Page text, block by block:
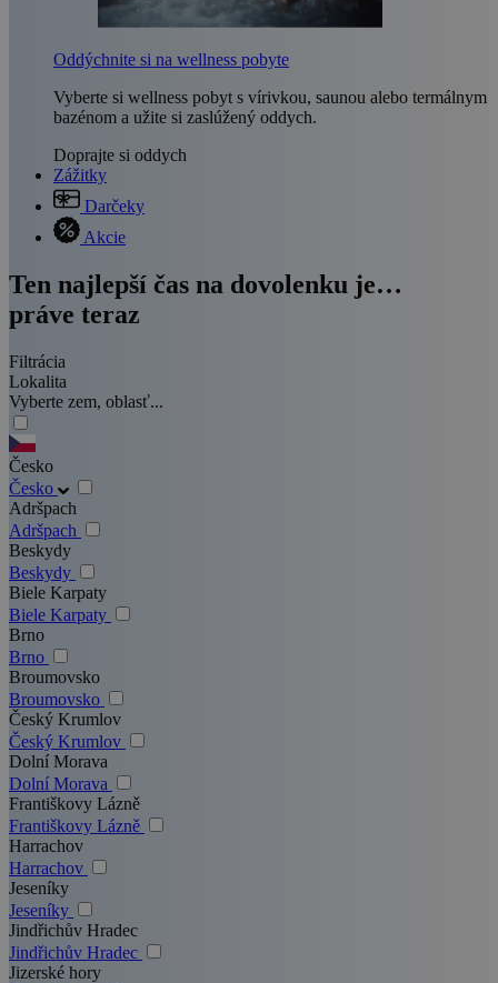
Oddýchnite si na wellness pobyte
Vyberte si wellness pobyt s vírivkou, saunou alebo termálnym
bazénom a užite si zaslúžený oddych.
Doprajte si oddych
Zážitky
Darčeky
Akcie
Ten najlepší čas na dovolenku je…
práve teraz
Filtrácia
Lokalita
Vyberte zem, oblasť...
Česko
Česko
Adršpach
Adršpach
Beskydy
Beskydy
Biele Karpaty
Biele Karpaty
Brno
Brno
Broumovsko
Broumovsko
Český Krumlov
Český Krumlov
Dolní Morava
Dolní Morava
Františkovy Lázně
Františkovy Lázně
Harrachov
Harrachov
Jeseníky
Jeseníky
Jindřichův Hradec
Jindřichův Hradec
Jizerské hory